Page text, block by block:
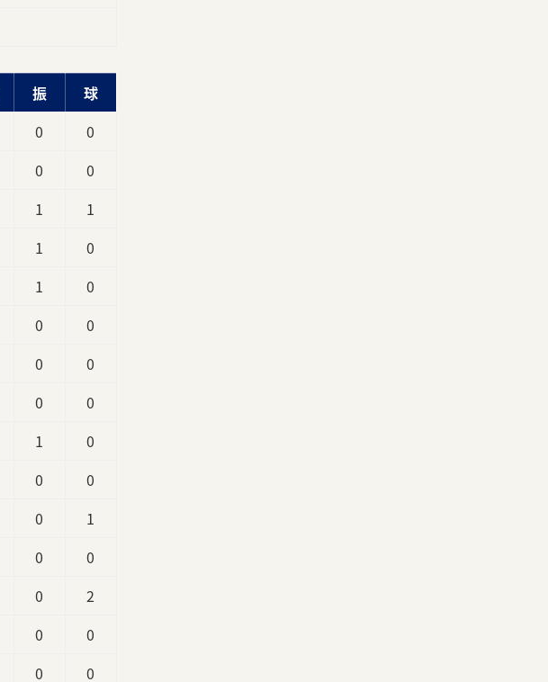
振
球
0
0
0
0
1
1
1
0
1
0
0
0
0
0
0
0
1
0
0
0
0
1
0
0
0
2
0
0
0
0